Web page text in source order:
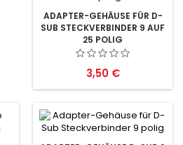
ADAPTER-GEHÄUSE FÜR D-
SUB STECKVERBINDER 9 AUF
25 POLIG
Preis
3,50 €